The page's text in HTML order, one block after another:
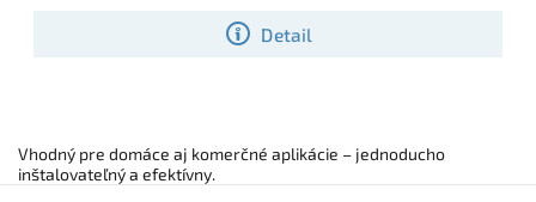
Detail
pergol či iných priestorov so zvýšenou vlhkosťou.
Vhodný pre domáce aj komerčné aplikácie – jednoducho
inštalovateľný a efektívny.